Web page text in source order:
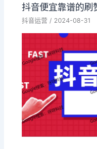
抖音便宜靠谱的刷
抖音运营 / 2024-08-31